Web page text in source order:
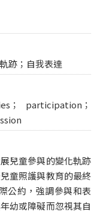
跡；自我表達
； participation；
兒童參與的變化軌跡
童照護與教育的最終
公約，強調參與和表
幼或障礙而忽視其自